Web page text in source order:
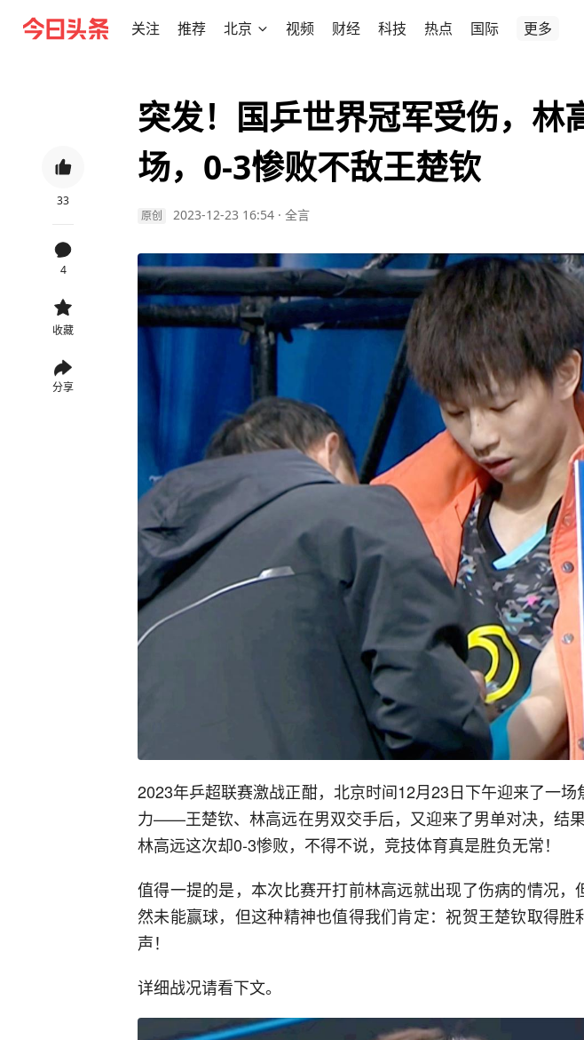
关注 推荐 北京 视频 财经 科技 热点 国际 更多
33
4
收藏
分享
突发！国乒世界冠军受伤，林
场，0-3惨败不敌王楚钦
原创 2023-12-23 16:54 · 全言
2023年乒超联赛激战正酣，北京时间12月23日下午迎来了一
力——王楚钦、林高远在男双交手后，又迎来了男单对决，结
林高远这次却0-3惨败，不得不说，竞技体育真是胜负无常！
值得一提的是，本次比赛开打前林高远就出现了伤病的情况，
然未能赢球，但这种精神也值得我们肯定：祝贺王楚钦取得胜
声！
详细战况请看下文。